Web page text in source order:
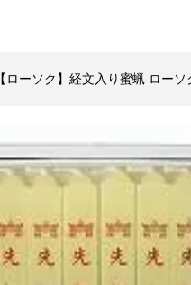
【ローソク】経文入り蜜蝋 ロー